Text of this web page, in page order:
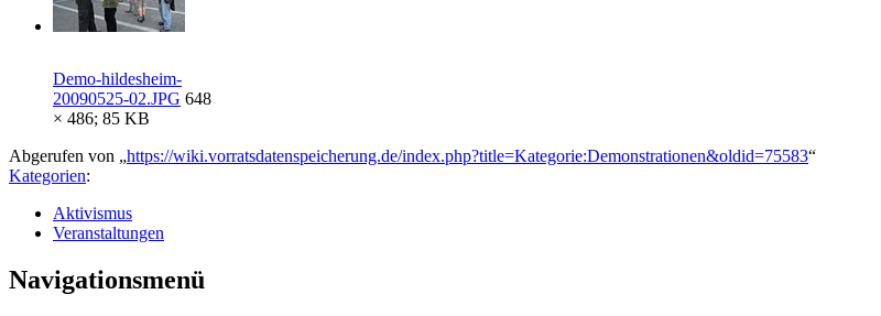
Demo-hildesheim-
20090525-02.JPG 648
× 486; 85 KB
Abgerufen von „https://wiki.vorratsdatenspeicherung.de/index.php?title=Kategorie:Demonstrationen&oldid=75583“
Kategorien:
Aktivismus
Veranstaltungen
Navigationsmenü